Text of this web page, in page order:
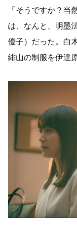
「そうですか？
は、なんと、明墨
優子）だった。白
緋山の制服を伊達